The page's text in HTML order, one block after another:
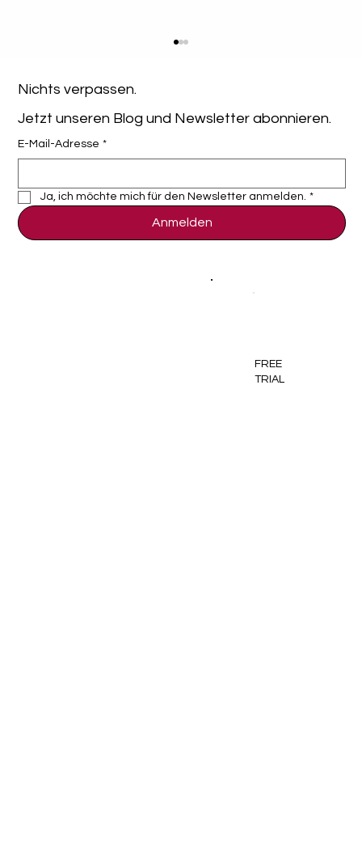
VMware Workspace ONE Alternative:
Warum jetzt der richtige Zeitpunkt für
Jetzt unseren Blog und Newsletter abonnieren.
E-Mail-Adresse *
Ja, ich möchte mich für den Newsletter anmelden. *
Anmelden
FREE
TRIAL